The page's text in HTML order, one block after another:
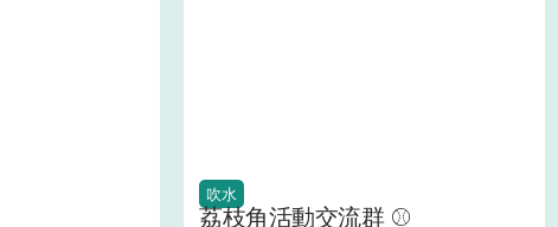
吹水
荔枝角活動交流群 ⚾